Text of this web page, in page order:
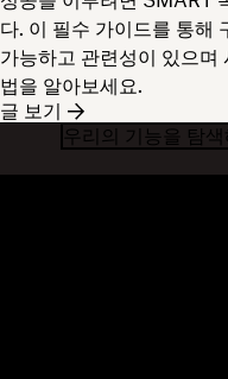
다. 이 필수 가이드를 통해
가능하고 관련성이 있으며
법을 알아보세요.
글 보기
우리의 기능을 탐